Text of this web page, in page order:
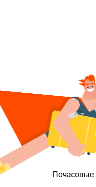
Почасовые